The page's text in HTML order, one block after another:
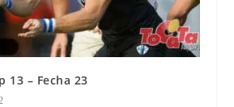
13 – Fecha 23